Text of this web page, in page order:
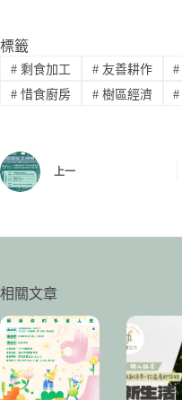
標籤
#剩食加工 #友善耕作 #
#惜食廚房 #樹區經濟 #
上一
相關文章